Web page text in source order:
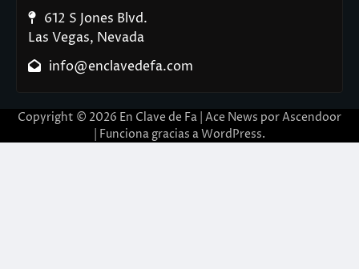
612 S Jones Blvd.
Las Vegas, Nevada
info@enclavedefa.com
Copyright © 2026 En Clave de Fa | Ace News porAscendoor
| Funciona gracias aWordPress.